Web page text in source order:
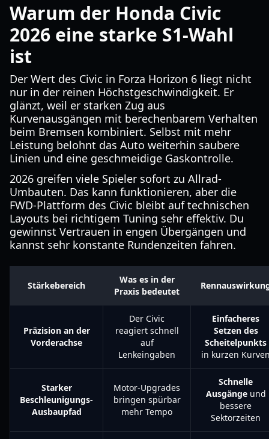
Warum der Honda Civic
2026 eine starke S1-Wahl
ist
Der Wert des Civic in Forza Horizon 6 liegt nicht
nur in der reinen Höchstgeschwindigkeit. Er
glänzt, weil er starken Zug aus
Kurvenausgängen mit berechenbarem Verhalten
beim Bremsen kombiniert. Selbst mit mehr
Leistung belohnt das Auto weiterhin saubere
Linien und eine geschmeidige Gaskontrolle.
2026 greifen viele Spieler sofort zu Allrad-
Umbauten. Das kann funktionieren, aber die
FWD-Plattform des Civic bleibt auf technischen
Layouts bei richtigem Tuning sehr effektiv. Du
gewinnst Vertrauen in engen Übergängen und
kannst sehr konstante Rundenzeiten fahren.
Stärkebereich
Was es in der
Praxis bedeutet
Präzision an der
Vorderachse
Der Civic
reagiert schnell
auf
Lenkeingaben
Einfacheres
Setzen des
Scheitelpunkts
in kurzen
Starker
Beschleunigungs-
Ausbaupfad
Motor-Upgrades
bringen spürbar
mehr Tempo
Schnelle
Ausgängeund
bessere
Sektorzeiten